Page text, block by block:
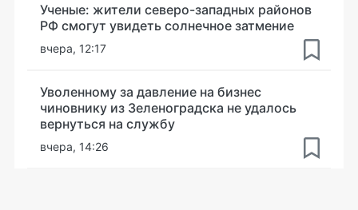
Ученые: жители северо-западных районов
РФ смогут увидеть солнечное затмение
вчера, 12:17
Уволенному за давление на бизнес
чиновнику из Зеленоградска не удалось
вернуться на службу
вчера, 14:26